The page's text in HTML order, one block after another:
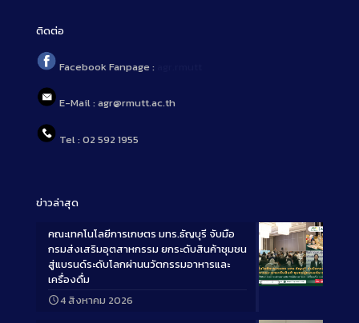
ติดต่อ
Facebook Fanpage :
E-Mail : agr@rmutt.ac.th
Tel : 02 592 1955
ข่าวล่าสุด
Long
คณะเทคโนโลยีการเกษตร มทร.ธัญบุรี จับมือ
กรมส่งเสริมอุตสาหกรรม ยกระดับสินค้าชุมชน
สู่แบรนด์ระดับโลกผ่านนวัตกรรมอาหารและ
เครื่องดื่ม
4 สิงหาคม 2026